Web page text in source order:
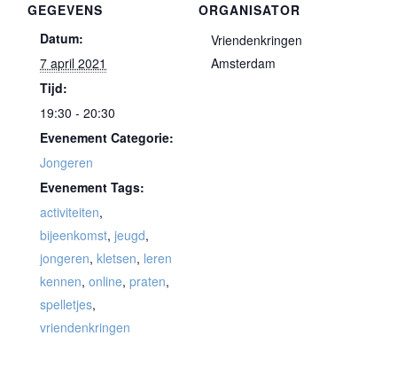
GEGEVENS
Datum:
7 april 2021
Tijd:
19:30 - 20:30
Evenement Categorie:
Jongeren
Evenement Tags:
activiteiten,
bijeenkomst,jeugd,
jongeren,kletsen, leren
kennen,online,praten,
spelletjes,
vriendenkringen
ORGANISATOR
Vriendenkringen
Amsterdam